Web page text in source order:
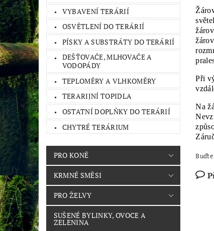
VYBAVENÍ TERÁRIÍ
OSVĚTLENÍ DO TERÁRIÍ
PÍSKY A SUBSTRÁTY DO TERÁRIÍ
DEŠŤOVAČE, MLHOVAČE A
VODOPÁDY
TEPLOMĚRY A VLHKOMĚRY
TERARIJNÍ TOPIDLA
OSTATNÍ DOPLŇKY DO TERÁRIÍ
CHYTRÉ TERÁRIUM
PRO KONĚ
KRMNÉ SMĚSI
PRO ŽELVY
SUŠENÉ BYLINKY, OVOCE A
ZELENINA
Při
Na